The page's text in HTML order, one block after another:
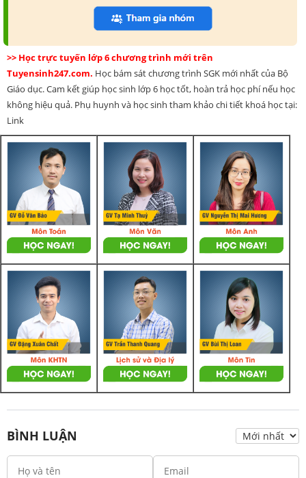
>> Học trực tuyến lớp 6 chương trình mới trên
Tuyensinh247.com. Học bám sát chương trình SGK mới nhất của Bộ
Giáo dục. Cam kết giúp học sinh lớp 6 học tốt, hoàn trả học phí nếu học
không hiệu quả. Phụ huynh và học sinh tham khảo chi tiết khoá học tại:
Link
BÌNH LUẬN